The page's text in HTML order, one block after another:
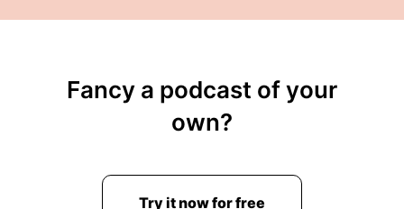
Fancy a podcast of your
own?
Try it now for free